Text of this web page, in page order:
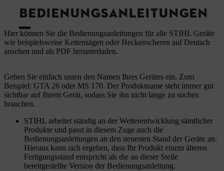
BEDIENUNGSANLEITUNGEN
Hier können Sie die Bedienungsanleitungen für alle STIHL Geräte
wie beispielsweise Kettensägen oder Heckenscheren auf Deutsch
ansehen und als PDF herunterladen.
Geben Sie einfach unten den Namen Ihres Gerätes ein. Zum
Beispiel: GTA 26 oder MS 170. Der Produktname steht immer gut
sichtbar auf Ihrem Gerät, sodass Sie ihn nicht lange zu suchen
brauchen.
STIHL arbeitet ständig an der Weiterentwicklung sämtlicher
Produkte und passt in diesem Zuge auch die
Bedienungsanleitungen an den neuesten Stand der Geräte an.
Hieraus kann sich ergeben, dass Ihr Produkt einem älteren
Fertigungsstand entspricht als die an dieser Stelle
bereitgestellte Version der Bedienungsanleitung.